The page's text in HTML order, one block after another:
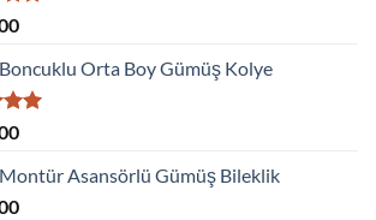
Orta Boy Gümüş Kolye
Asansörlü Gümüş Bileklik